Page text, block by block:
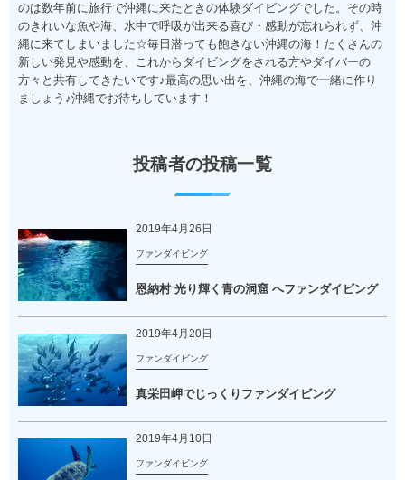
のは数年前に旅行で沖縄に来たときの体験ダイビングでした。その時
のきれいな魚や海、水中で呼吸が出来る喜び・感動が忘れられず、沖
縄に来てしまいました☆毎日潜っても飽きない沖縄の海！たくさんの
新しい発見や感動を、これからダイビングをされる方やダイバーの
方々と共有してきたいです♪最高の思い出を、沖縄の海で一緒に作り
ましょう♪沖縄でお待ちしています！
投稿者の投稿一覧
2019年4月26日
ファンダイビング
恩納村 光り輝く青の洞窟 へファンダイビング
2019年4月20日
ファンダイビング
真栄田岬でじっくりファンダイビング
2019年4月10日
ファンダイビング